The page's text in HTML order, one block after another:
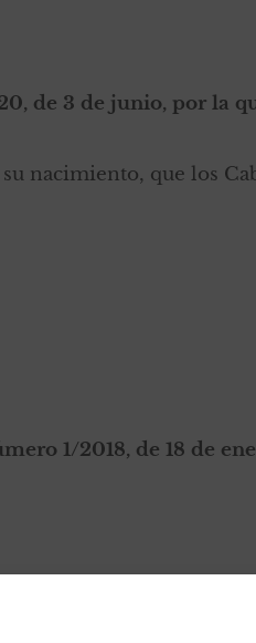
de 3 de junio, por la
nacimiento, que los
1/2018, de 18 de